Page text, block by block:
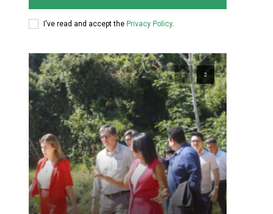
I've read and accept the Privacy Policy.